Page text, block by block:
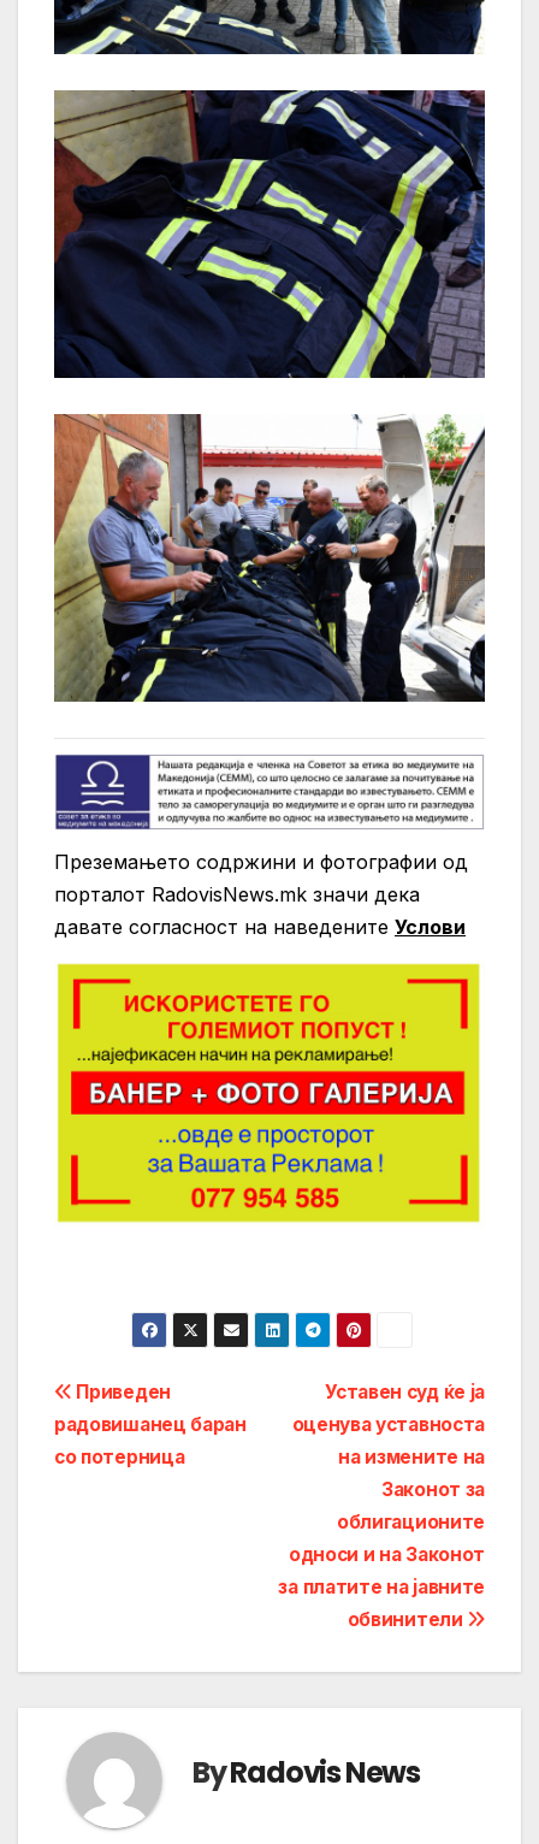
Преземањето содржини и фотографии од
порталот RadovisNews.mk значи дека
давате согласност на нaведените Услови
Post
navigation
Уставен суд ќе ја
оценува уставноста
на измените на
Законот за
облигационите
односи и на Законот
за платите на јавните
обвинители
Приведен
радовишанец баран
со потерница
ByRadovis News